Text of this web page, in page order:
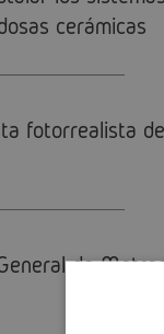
cerámicas
fotorrealista
de